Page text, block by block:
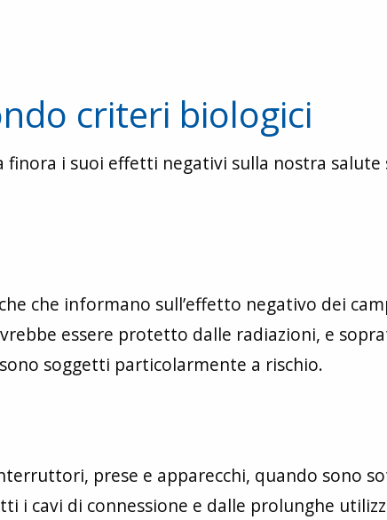
criteri biologici
finora i suoi effetti negativi sulla nostra salute
che informano sull’effetto negativo dei
essere protetto dalle radiazioni, e
soggetti particolarmente a rischio.
prese e apparecchi, quando sono
i cavi di connessione e dalle prolunghe